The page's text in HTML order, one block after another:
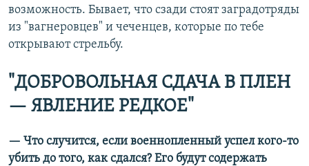
возможность. Бывает, что сзади стоят заградотряды
из "вагнеровцев" и чеченцев, которые по тебе
открывают стрельбу.
"ДОБРОВОЛЬНАЯ СДАЧА В ПЛЕН
— ЯВЛЕНИЕ РЕДКОЕ"
— Что случится, если военнопленный успел кого-то
убить до того, как сдался? Его будут содержать